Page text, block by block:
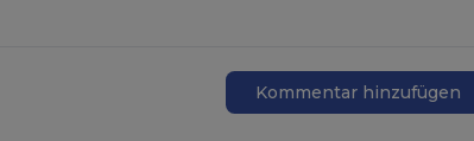
Kommentar hinzufügen